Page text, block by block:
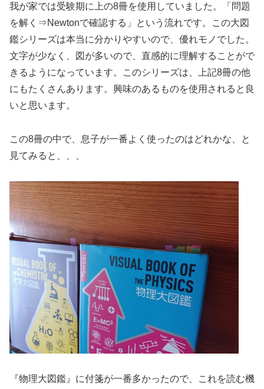
我が家では受験期に上の8冊を使用していました。「問題
を解く⇒Newtonで確認する」という流れです。この大図
鑑シリーズは本当に分かりやすいので、優れモノでした。
文字が少なく、図が多いので、直感的に理解することがで
きるようになっています。このシリーズは、上記8冊の他
にもたくさんあります。興味のあるものを使用されると良
いと思います。
この8冊の中で、息子が一番よく使ったのはどれかな、と
見てみると、、、
『物理大図鑑』に付箋が一番多かったので、これを読む機